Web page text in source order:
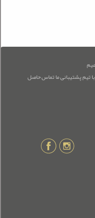
می توانید هر روز از ساعت ۸:۳۰ تا ۲۱:۰۰ با تیم پشتیبانی ما تماس حاصل